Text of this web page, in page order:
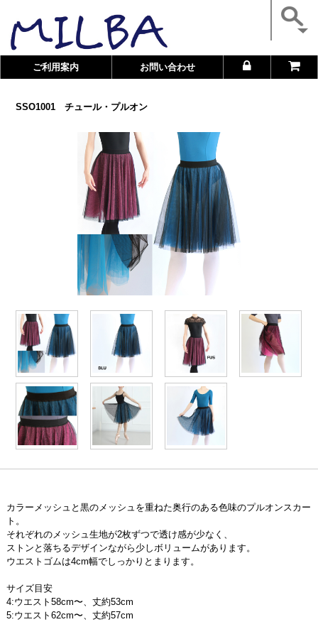
ご利用案内 お問い合わせ
SSO1001 チュール・プルオン
カラーメッシュと黒のメッシュを重ねた奥行のある色味のプルオンスカー
ト。
それぞれのメッシュ生地が2枚ずつで透け感が少なく、
ストンと落ちるデザインながら少しボリュームがあります。
ウエストゴムは4cm幅でしっかりとまります。
サイズ目安
4:ウエスト58cm〜、丈約53cm
5:ウエスト62cm〜、丈約57cm